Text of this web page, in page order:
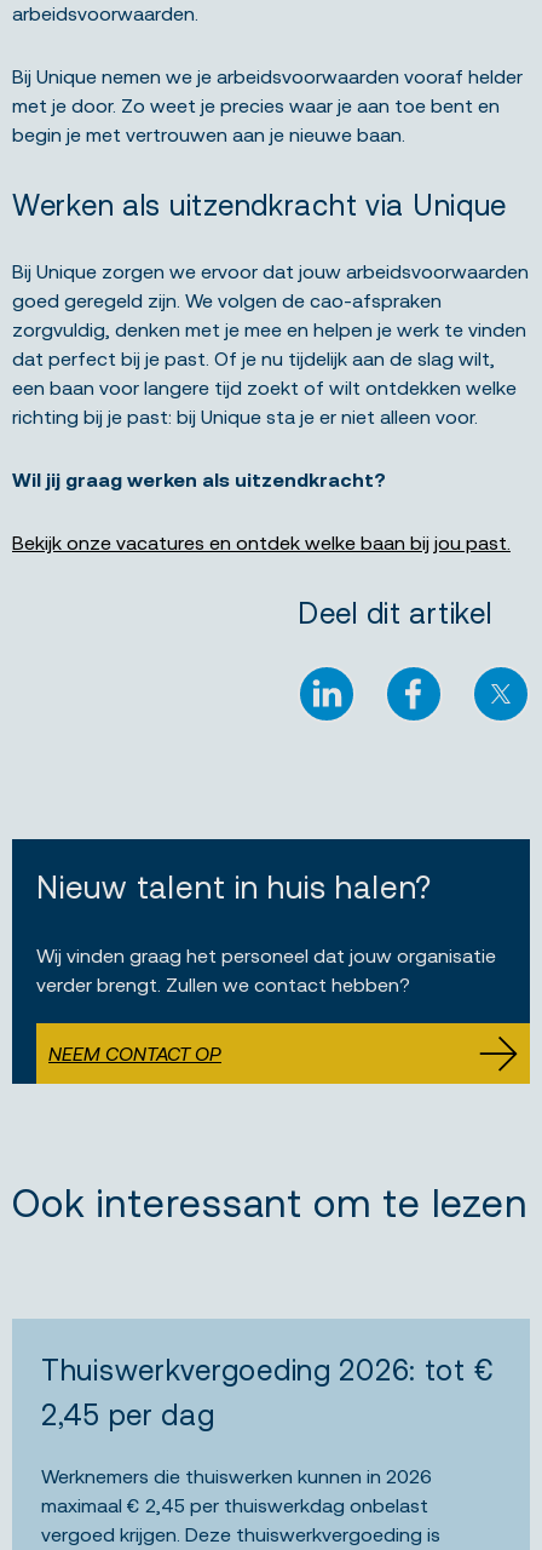
arbeidsvoorwaarden.
Bij Unique nemen we je arbeidsvoorwaarden vooraf helder
met je door. Zo weet je precies waar je aan toe bent en
begin je met vertrouwen aan je nieuwe baan.
Werken als uitzendkracht via Unique
Bij Unique zorgen we ervoor dat jouw arbeidsvoorwaarden
goed geregeld zijn. We volgen de cao-afspraken
zorgvuldig, denken met je mee en helpen je werk te vinden
dat perfect bij je past. Of je nu tijdelijk aan de slag wilt,
een baan voor langere tijd zoekt of wilt ontdekken welke
richting bij je past: bij Unique sta je er niet alleen voor.
Wil jij graag werken als uitzendkracht?
Bekijk onze vacatures en ontdek welke baan bij jou past.
Deel dit artikel
LinkedIn FacebookX
Nieuw talent in huis halen?
Wij vinden graag het personeel dat jouw organisatie
verder brengt. Zullen we contact hebben?
NEEM CONTACT OP
Ook interessant om te lezen
Thuiswerkvergoeding 2026: tot €
2,45 per dag
Werknemers die thuiswerken kunnen in 2026
maximaal € 2,45 per thuiswerkdag onbelast
vergoed krijgen. Deze thuiswerkvergoeding is